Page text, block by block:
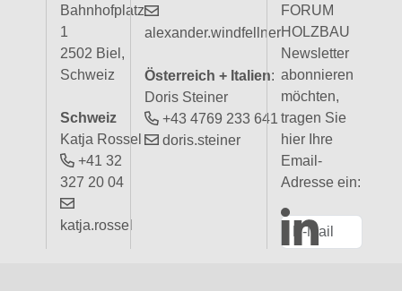
Bahnhofplatz
1
2502 Biel,
Schweiz
Schweiz
Katja Rossel
+41 32
327 20 04
katja.rossel
alexander.windfellner
Österreich + Italien:
Doris Steiner
+43 4769 233 641
doris.steiner
FORUM
HOLZBAU
Newsletter
abonnieren
möchten,
tragen Sie
hier Ihre
Email-
Adresse ein: